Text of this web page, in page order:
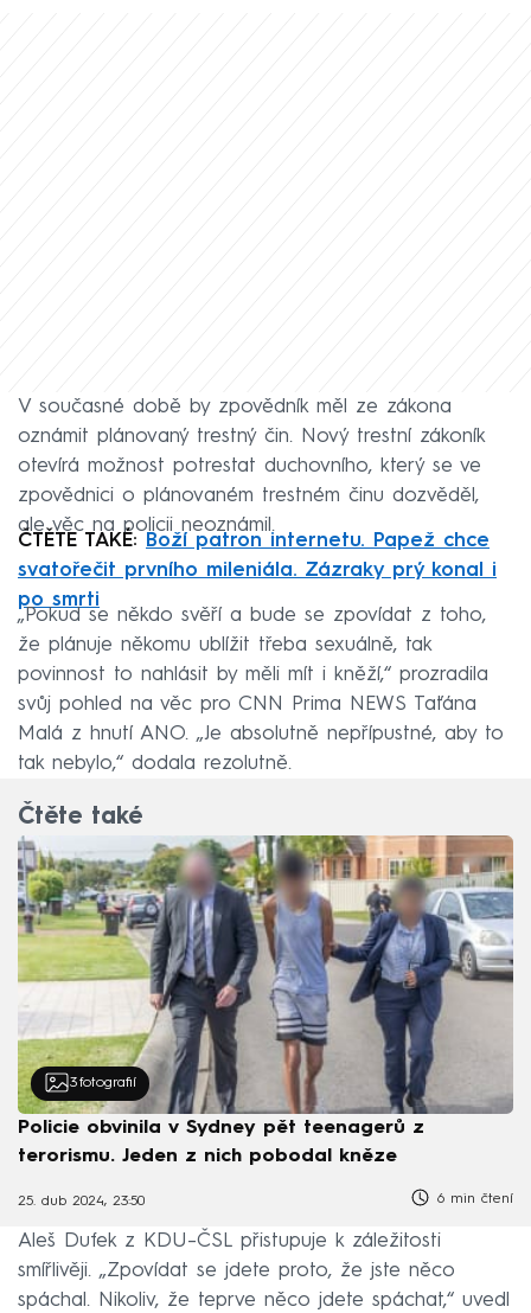
V současné době by zpovědník měl ze zákona
oznámit plánovaný trestný čin. Nový trestní zákoník
otevírá možnost potrestat duchovního, který se ve
zpovědnici o plánovaném trestném činu dozvěděl,
ale věc na policii neoznámil.
ČTĚTE TAKÉ:
Boží patron internetu. Papež chce
svatořečit prvního mileniála. Zázraky prý konal i
po smrti
„Pokud se někdo svěří a bude se zpovídat z toho,
že plánuje někomu ublížit třeba sexuálně, tak
povinnost to nahlásit by měli mít i kněží,“ prozradila
svůj pohled na věc pro CNN Prima NEWS Taťána
Malá z hnutí ANO. „Je absolutně nepřípustné, aby to
tak nebylo,“ dodala rezolutně.
Čtěte také
3 fotografií
Policie obvinila v Sydney pět teenagerů z
terorismu. Jeden z nich pobodal kněze
25. dub 2024, 23:50 6 min čtení
Aleš Dufek z KDU–ČSL přistupuje k záležitosti
smířlivěji. „Zpovídat se jdete proto, že jste něco
spáchal. Nikoliv, že teprve něco jdete spáchat,“ uvedl